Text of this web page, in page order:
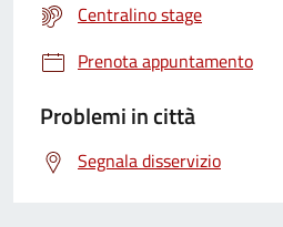
Centralino stage
Prenota appuntamento
Problemi in città
Segnala disservizio